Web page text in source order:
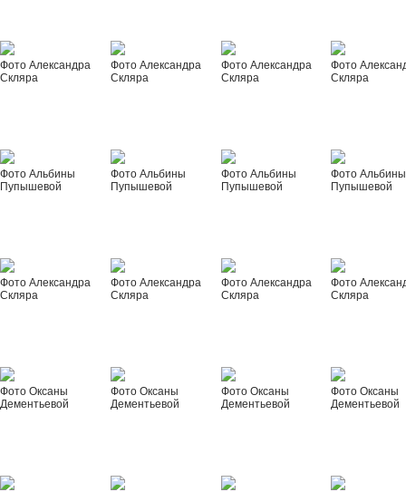
Фото Александра
Скляра
Фото Александра
Скляра
Фото Александра
Скляра
Фото
Скляра
Фото Альбины
Пупышевой
Фото Альбины
Пупышевой
Фото Альбины
Пупышевой
Фото Альбины
Пупышевой
Фото Александра
Скляра
Фото Александра
Скляра
Фото Александра
Скляра
Фото
Скляра
Фото Оксаны
Дементьевой
Фото Оксаны
Дементьевой
Фото Оксаны
Дементьевой
Фото Оксаны
Дементьевой